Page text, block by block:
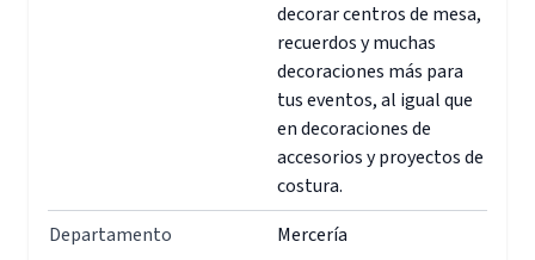
decorar centros de mesa,
recuerdos y muchas
decoraciones más para
tus eventos, al igual que
en decoraciones de
accesorios y proyectos de
costura.
Departamento
Mercería